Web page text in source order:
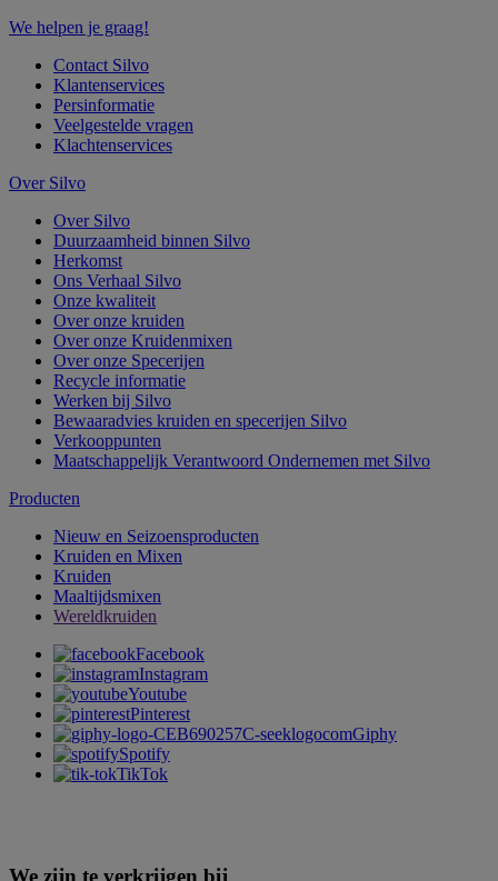
We helpen je graag!
Contact Silvo
Klantenservices
Persinformatie
Veelgestelde vragen
Klachtenservices
Over Silvo
Over Silvo
Duurzaamheid binnen Silvo
Herkomst
Ons Verhaal Silvo
Onze kwaliteit
Over onze kruiden
Over onze Kruidenmixen
Over onze Specerijen
Recycle informatie
Werken bij Silvo
Bewaaradvies kruiden en specerijen Silvo
Verkooppunten
Maatschappelijk Verantwoord Ondernemen met Silvo
Producten
Nieuw en Seizoensproducten
Kruiden en Mixen
Kruiden
Maaltijdsmixen
Wereldkruiden
Facebook
Instagram
Youtube
Pinterest
Giphy
Spotify
TikTok
We zijn te verkrijgen bij